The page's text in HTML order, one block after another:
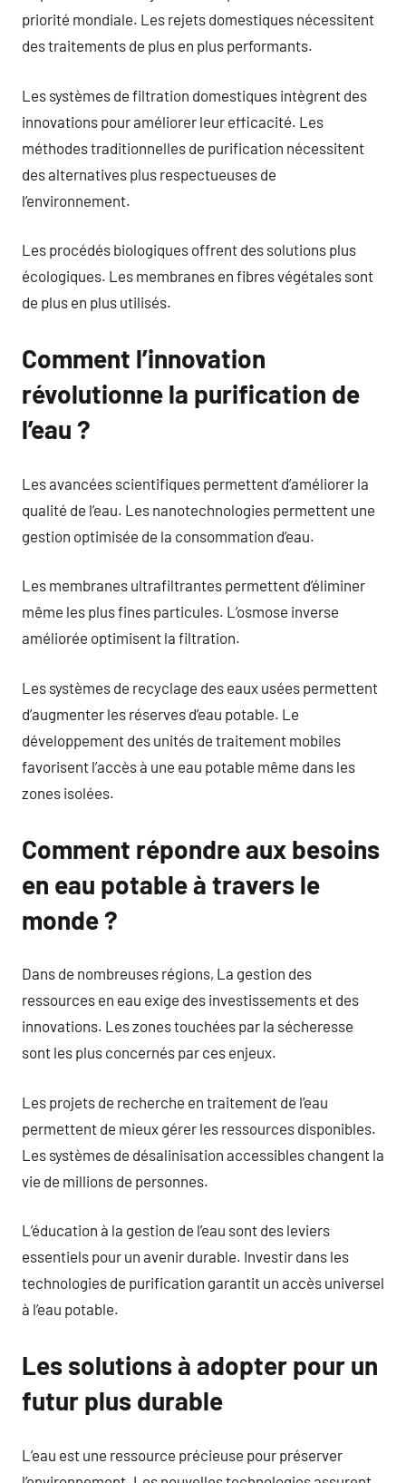
priorité mondiale. Les rejets domestiques nécessitent
des traitements de plus en plus performants.
Les systèmes de filtration domestiques intègrent des
innovations pour améliorer leur efficacité. Les
méthodes traditionnelles de purification nécessitent
des alternatives plus respectueuses de
l’environnement.
Les procédés biologiques offrent des solutions plus
écologiques. Les membranes en fibres végétales sont
de plus en plus utilisés.
Comment l’innovation
révolutionne la purification de
l’eau ?
Les avancées scientifiques permettent d’améliorer la
qualité de l’eau. Les nanotechnologies permettent une
gestion optimisée de la consommation d’eau.
Les membranes ultrafiltrantes permettent d’éliminer
même les plus fines particules. L’osmose inverse
améliorée optimisent la filtration.
Les systèmes de recyclage des eaux usées permettent
d’augmenter les réserves d’eau potable. Le
développement des unités de traitement mobiles
favorisent l’accès à une eau potable même dans les
zones isolées.
Comment répondre aux besoins
en eau potable à travers le
monde ?
Dans de nombreuses régions, La gestion des
ressources en eau exige des investissements et des
innovations. Les zones touchées par la sécheresse
sont les plus concernés par ces enjeux.
Les projets de recherche en traitement de l’eau
permettent de mieux gérer les ressources disponibles.
Les systèmes de désalinisation accessibles changent la
vie de millions de personnes.
L’éducation à la gestion de l’eau sont des leviers
essentiels pour un avenir durable. Investir dans les
technologies de purification garantit un accès universel
à l’eau potable.
Les solutions à adopter pour un
futur plus durable
L’eau est une ressource précieuse pour préserver